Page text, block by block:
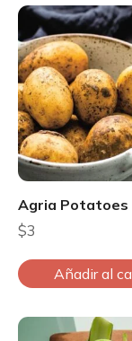
Agria Potatoes
$3
Añadir al